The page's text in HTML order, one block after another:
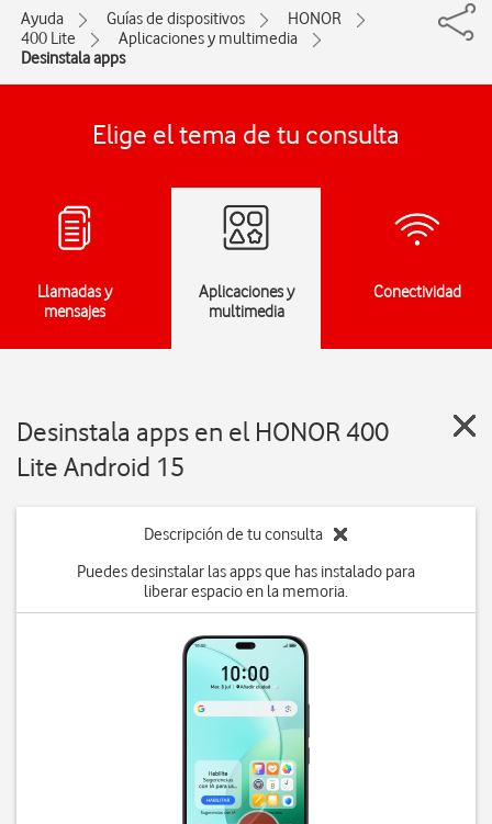
Ayuda Guías de dispositivos
HONOR
400 Lite
Aplicaciones y multimedia
Desinstala apps
Elige el tema de tu consulta
Llamadas y
mensajes
Aplicaciones y
multimedia
Conectividad
Desinstala apps en el HONOR 400
Lite Android 15
Descripción de tu consulta
Puedes desinstalar las apps que has instalado para
liberar espacio en la memoria.